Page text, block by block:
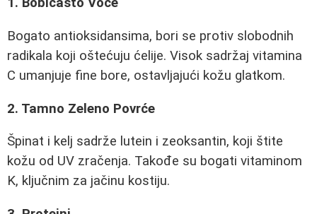
Bogato antioksidansima, bori se protiv slobodnih
radikala koji oštećuju ćelije. Visok sadržaj vitamina
C umanjuje fine bore, ostavljajući kožu glatkom.
2. Tamno Zeleno Povrće
Špinat i kelj sadrže lutein i zeoksantin, koji štite
kožu od UV zračenja. Takođe su bogati vitaminom
K, ključnim za jačinu kostiju.